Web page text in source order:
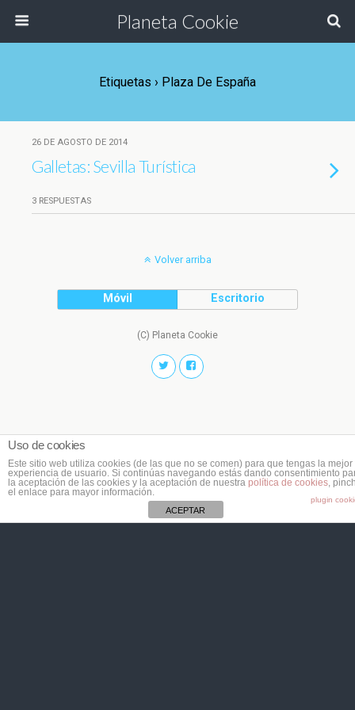
Planeta Cookie
Etiquetas › Plaza De España
26 DE AGOSTO DE 2014
Galletas: Sevilla Turística
3 RESPUESTAS
Volver arriba
Móvil Escritorio
(C) Planeta Cookie
Uso de cookies
Este sitio web utiliza cookies (de las que no se comen) para que tengas la mejor
experiencia de usuario. Si continúas navegando estás dando consentimiento
la aceptación de las cookies y la aceptación de nuestra política de cookies,
el enlace para mayor información.
plugin
ACEPTAR